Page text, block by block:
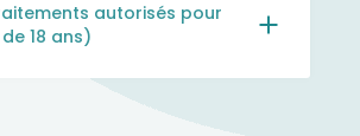
autorisés pour
18 ans)